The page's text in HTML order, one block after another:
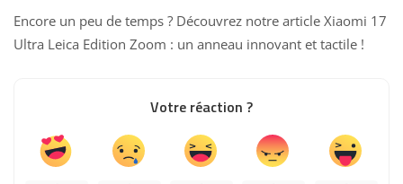
Encore un peu de temps ? Découvrez notre article Xiaomi 17
Ultra Leica Edition Zoom : un anneau innovant et tactile !
Votre réaction ?